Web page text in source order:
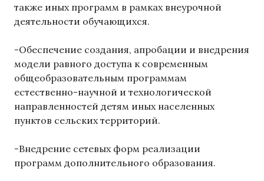
также иных программ в рамках внеурочной
деятельности обучающихся.
-Обеспечение создания, апробации и внедрения
модели равного доступа к современным
общеобразовательным программам
естественно-научной и технологической
направленностей детям иных населенных
пунктов сельских территорий.
-Внедрение сетевых форм реализации
программ дополнительного образования.